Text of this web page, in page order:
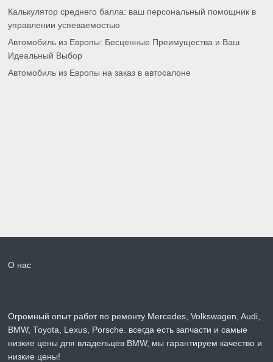
Калькулятор среднего балла: ваш персональный помощник в
управлении успеваемостью
Автомобиль из Европы: Бесценные Преимущества и Ваш
Идеальный Выбор
Автомобиль из Европы на заказ в автосалоне
О нас
Огромный опыт работ по ремонту Mercedes, Volkswagen, Audi,
BMW, Toyota, Lexus, Porsche. всегда есть запчасти и самые
низкие цены для владельцев BMW, мы гарантируем качество и
низкие цены!